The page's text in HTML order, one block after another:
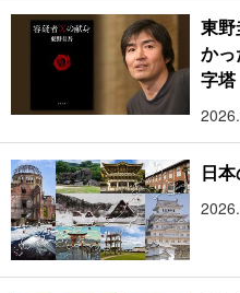
東
か
字
日